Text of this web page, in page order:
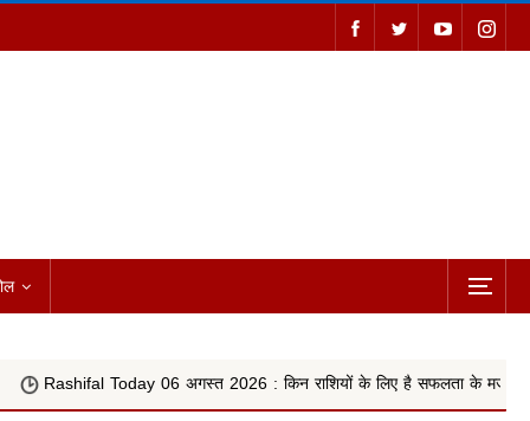
06 अगस्त 2026 : किन राशियों के लिए है सफलता के मजबूत योग, वृषभ, कन्या और